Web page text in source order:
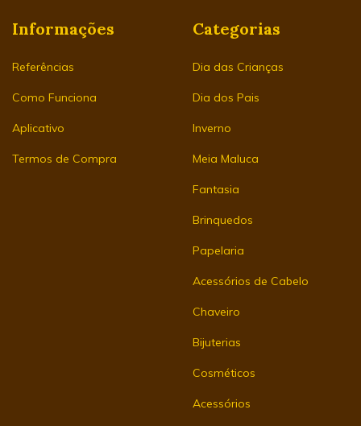
Informações
Referências
Como Funciona
Aplicativo
Termos de Compra
Categorias
Dia das Crianças
Dia dos Pais
Inverno
Meia Maluca
Fantasia
Brinquedos
Papelaria
Acessórios de Cabelo
Chaveiro
Bijuterias
Cosméticos
Acessórios